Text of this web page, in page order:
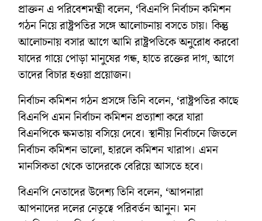
প্রাক্তন এ পরিবেশমন্ত্রী বলেন, ‘বিএনপি নির্বাচন কমিশন
গঠন নিয়ে রাষ্ট্রপতির সঙ্গে আলোচনায় বসতে চায়। কিন্তু
আলোচনায় বসার আগে আমি রাষ্ট্রপতিকে অনুরোধ করবো
যাদের গায়ে পোড়া মানুষের গন্ধ, হাতে রক্তের দাগ, আগে
তাদের বিচার হওয়া প্রয়োজন।
নির্বাচন কমিশন গঠন প্রসঙ্গে তিনি বলেন, ‘রাষ্ট্রপতির কাছে
বিএনপি এমন নির্বাচন কমিশন প্রত্যাশা করে যারা
বিএনপিকে ক্ষমতায় বসিয়ে দেবে। স্থানীয় নির্বাচনে জিতলে
নির্বাচন কমিশন ভালো, হারলে কমিশন খারাপ। এমন
মানসিকতা থেকে তাদেরকে বেরিয়ে আসতে হবে।
বিএনপি নেতাদের উদেশ্য তিনি বলেন, ‘আপনারা
আপনাদের দলের নেতৃত্বে পরিবর্তন আনুন। মন